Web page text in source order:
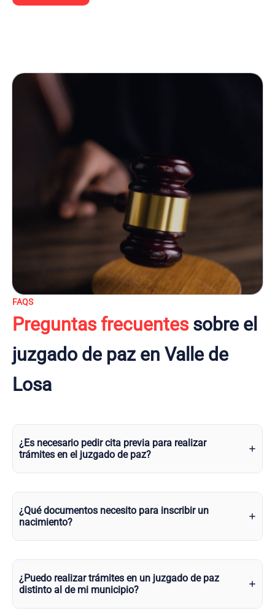
FAQS
Preguntas frecuentessobre el
juzgado de paz en Valle de
Losa
¿Es necesario pedir cita previa para realizar
trámites en el juzgado de paz?
¿Qué documentos necesito para inscribir un
nacimiento?
¿Puedo realizar trámites en un juzgado de paz
distinto al de mi municipio?